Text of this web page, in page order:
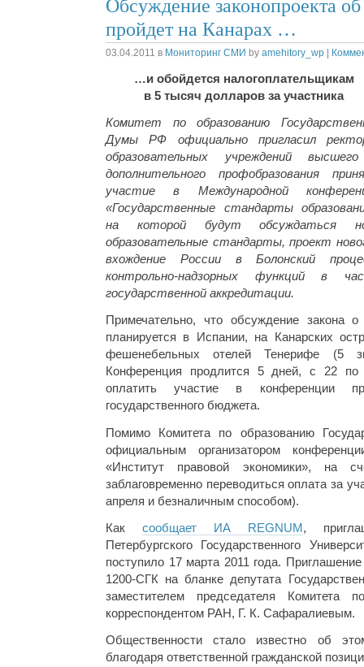
Обсуждение законопроекта
пройдет на Канарах …
03.04.2011 в Мониторинг СМИ by amehitory_wp
…и обойдется налогоплательщикам
в 5 тысяч долларов за участника
Комитет по образованию
Думы РФ официально пригласил
образовательных учреждений
дополнительного профобразования
участие в Международной
«Государственные стандарты
на которой будут обсуждаться
образовательные стандарты, проект
вхождение России в Болонский
контрольно-надзорных функций в
государственной аккредитации.
Примечательно, что обсуждение закона о
планируется в Испании, на Канарских
фешенебельных отелей Тенерифе (5
Конференция продлится 5 дней, с 22
оплатить участие в конференции
государственного бюджета.
Помимо Комитета по образованию
официальным организатором
«Институт правовой экономики», на
заблаговременно переводиться оплата за
апреля и безналичным способом).
Как сообщает ИА REGNUM,
Петербургского Государственного
поступило 17 марта 2011 года.
1200-СГК на бланке депутата
заместителем председателя Комитета
корреспондентом РАН, Г. К. Сафаралиевым.
Общественности стало известно об
благодаря ответственной гражданской